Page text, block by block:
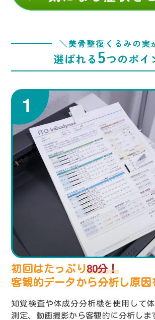
初回はたっぷり80分！
客観的データから分析し 原因
知覚検査や体成分分析機を使用して
測定、動画撮影から客観的に分析しま